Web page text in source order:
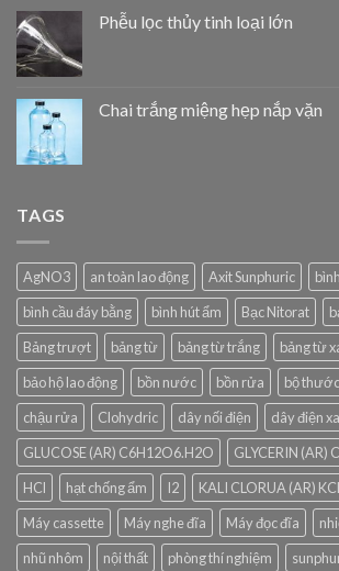
Phễu lọc thủy tinh loại lớn
Chai trắng miệng hẹp nắp vặn
TAGS
AgNO3 an toàn lao động Axit Sunphuric
bình
bình cầu đáy bằng
bình hút ẩm Bạc Nitorat
Bảng trượt
bảng từ bảng từ trắng
bảng từ
bảo hộ lao động
bồn nước bồn rửa
bộ
chậu rửa
Clohydric dây nối điện dây điện
GLUCOSE (AR) C6H12O6.H2O
GLYCERIN (AR)
HCl
hạt chống ẩm I2 KALI CLORUA (AR) KCL
Máy cassette
Máy nghe đĩa Máy đọc đĩa
nhũ nhôm
nội thất phòng thí nghiệm